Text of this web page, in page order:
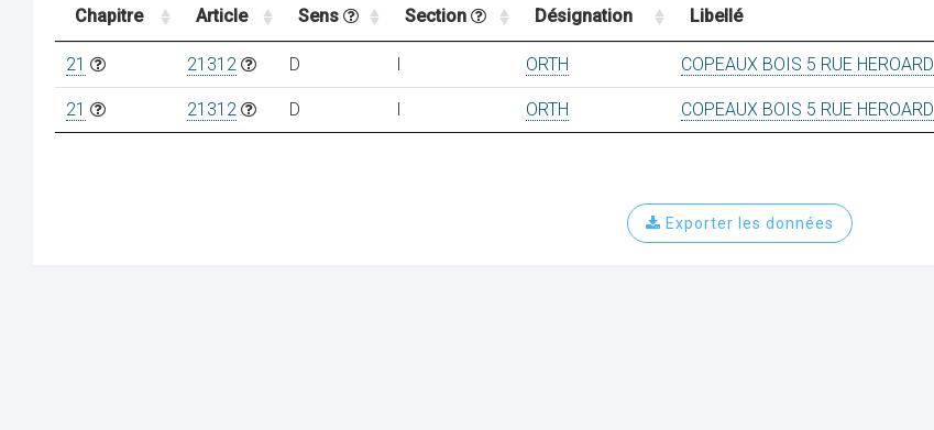
Chapitre Article Sens Section Désignation Libellé
21 21312 D I ORTH COPEAUX BOIS 5 RUE HEROARD
21 21312 D I ORTH COPEAUX BOIS 5 RUE HEROARD
Exporter les données